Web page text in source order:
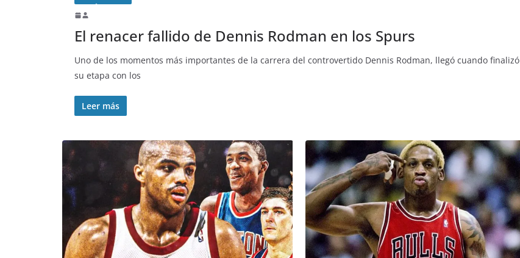
El renacer fallido de Dennis Rodman en los Spurs
Uno de los momentos más importantes de la carrera del controvertido Dennis Rodman, llegó cuando finalizó
su etapa con los
Leer más